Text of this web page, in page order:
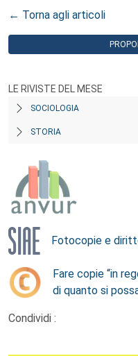
← Torna agli articoli
LE RIVISTE DEL MESE
SOCIOLOGIA
STORIA
Fotocopie e
Fare copie “in
di quanto si
Condividi :